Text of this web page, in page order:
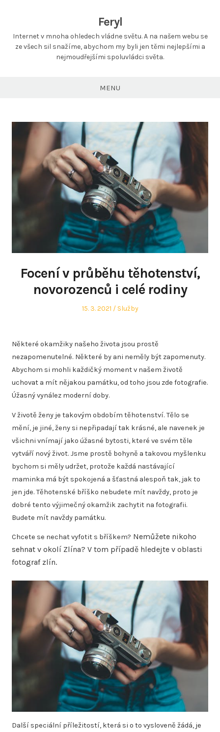
Feryl
Internet v mnoha ohledech vládne světu. A na našem webu se
ze všech sil snažíme, abychom my byli jen těmi nejlepšími a
nejmoudřejšími spoluvládci světa.
MENU
Focení v průběhu těhotenství,
novorozenců i celé rodiny
Posted
15. 3. 2021
Posted
Služby
Některé okamžiky našeho života jsou prostě
nezapomenutelné. Některé by ani neměly být zapomenuty.
Abychom si mohli každičký moment v našem životě
uchovat a mít nějakou památku, od toho jsou zde fotografie.
Úžasný vynález moderní doby.
V životě ženy je takovým obdobím těhotenství. Tělo se
mění, je jiné, ženy si nepřipadají tak krásné, ale navenek je
všichni vnímají jako úžasné bytosti, které ve svém těle
vytváří nový život. Jsme prostě bohyně a takovou myšlenku
bychom si měly udržet, protože každá nastávající
maminka má být spokojená a šťastná alespoň tak, jak to
jen jde. Těhotenské bříško nebudete mít navždy, proto je
dobré tento výjimečný okamžik zachytit na fotografii.
Budete mít navždy památku.
Chcete se nechat vyfotit s bříškem? Nemůžete nikoho
sehnat v okolí Zlína? V tom případě hledejte v oblasti
fotograf zlín.
Další speciální příležitostí, která si o to vysloveně žádá, je